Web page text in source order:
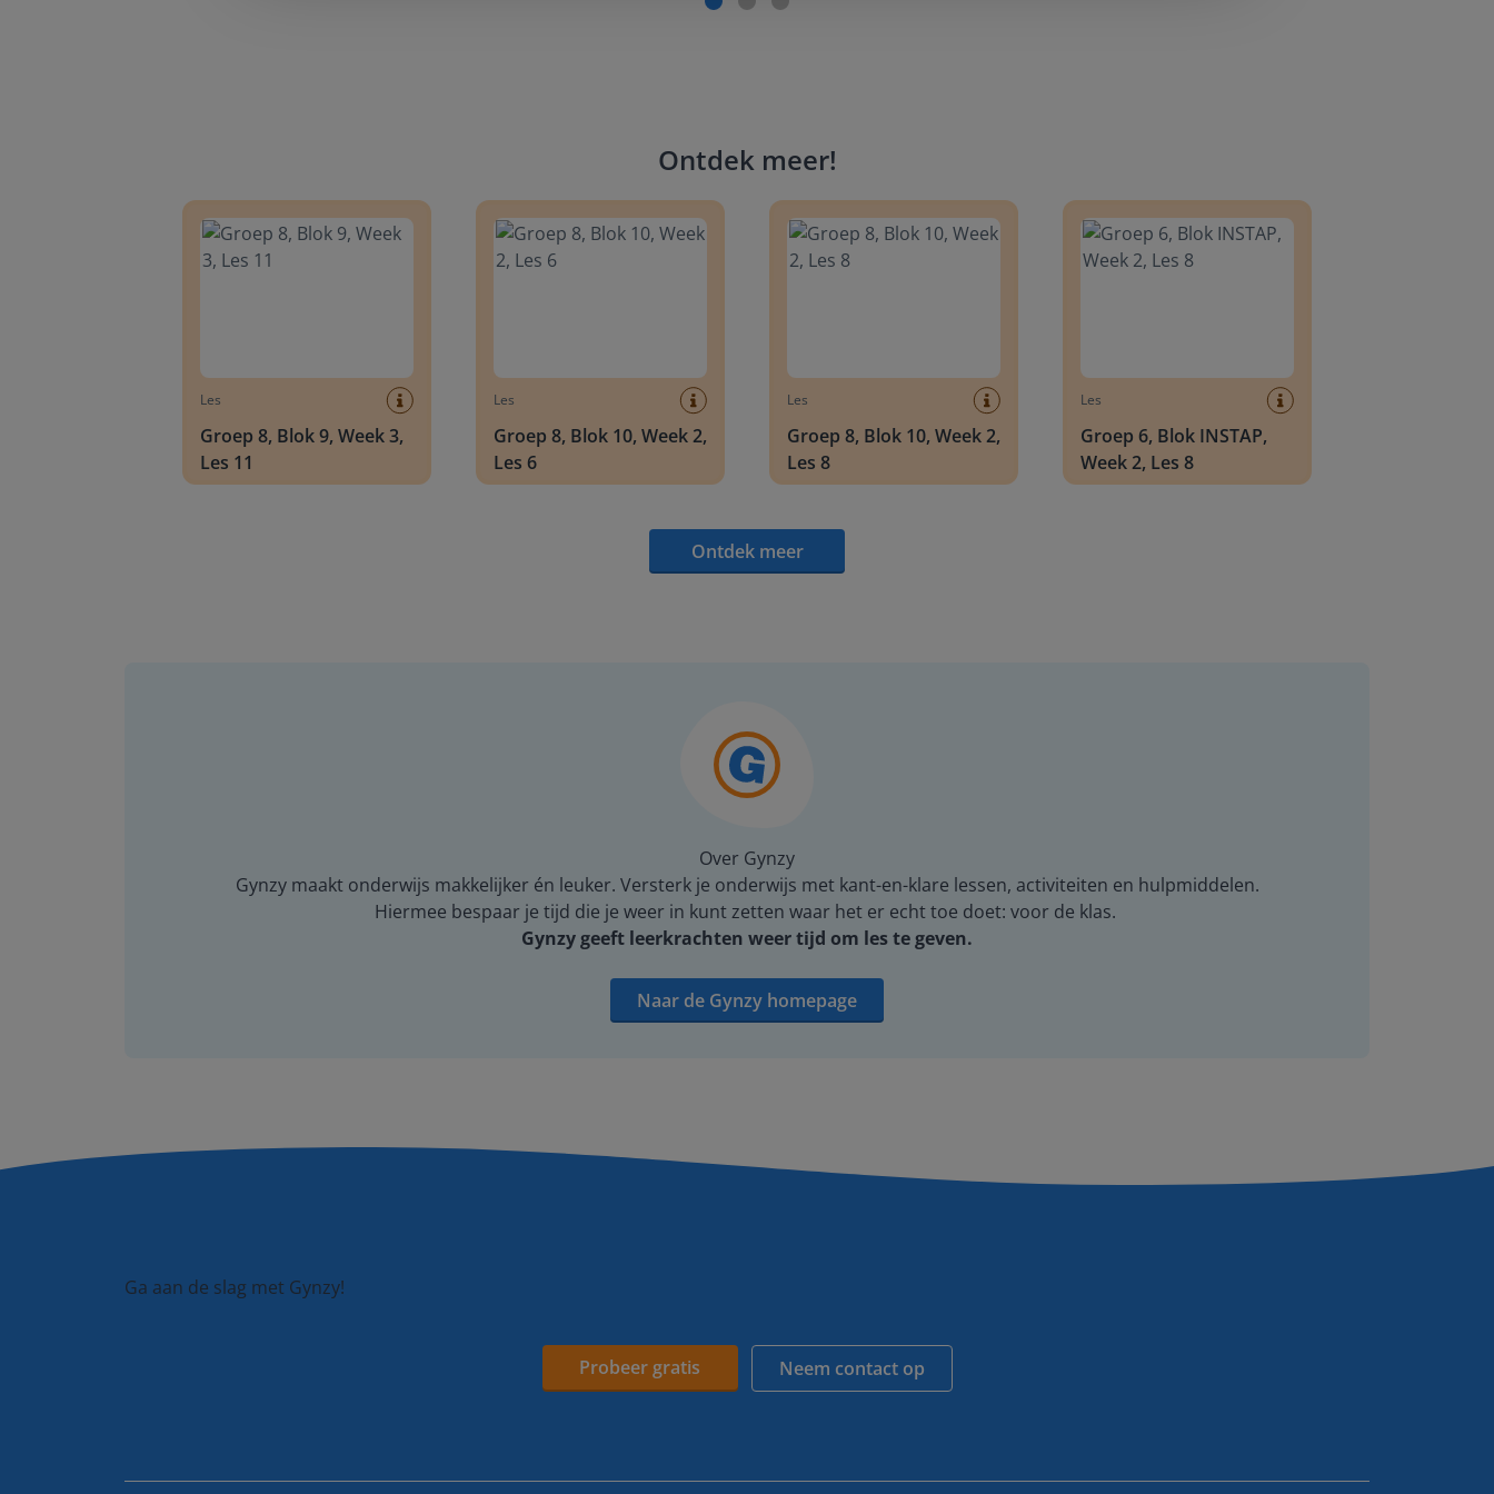
Ontdek meer!
Les
Groep 8, Blok 9, Week 3,
Les 11
Les
Groep 8, Blok 10, Week 2,
Les 6
Les
Groep 8, Blok 10, Week 2,
Les 8
Les
Groep 6, Blok INSTAP,
Week 2, Les 8
Ontdek meer
Over Gynzy
Gynzy maakt onderwijs makkelijker én leuker. Versterk je onderwijs met kant-en-klare lessen, activiteiten en hulpmiddelen.
Hiermee bespaar je tijd die je weer in kunt zetten waar het er echt toe doet: voor de klas.
Gynzy geeft leerkrachten weer tijd om les te geven.
Naar de Gynzy homepage
Ga aan de slag met Gynzy!
Probeer gratis Neem contact op